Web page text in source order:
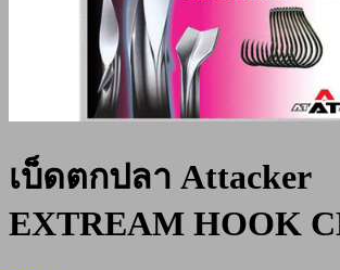
เบ็ดตกปลา Attacker
EXTREAM HOOK